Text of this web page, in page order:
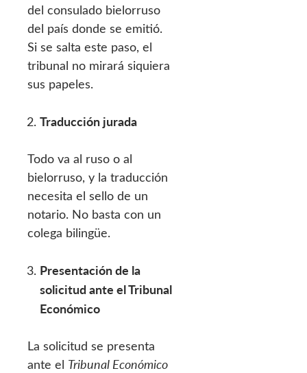
del consulado bielorruso
del país donde se emitió.
Si se salta este paso, el
tribunal no mirará siquiera
sus papeles.
Traducción jurada
Todo va al ruso o al
bielorruso, y la traducción
necesita el sello de un
notario. No basta con un
colega bilingüe.
Presentación de la
solicitud ante el Tribunal
Económico
La solicitud se presenta
ante el Tribunal Económico